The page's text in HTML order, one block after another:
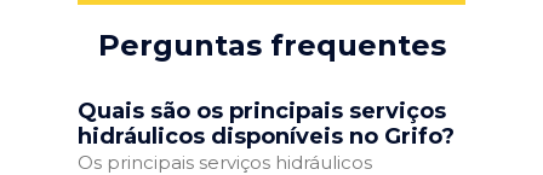
Perguntas frequentes
Quais são os principais serviços
hidráulicos disponíveis no Grifo?
Os principais serviços hidráulicos